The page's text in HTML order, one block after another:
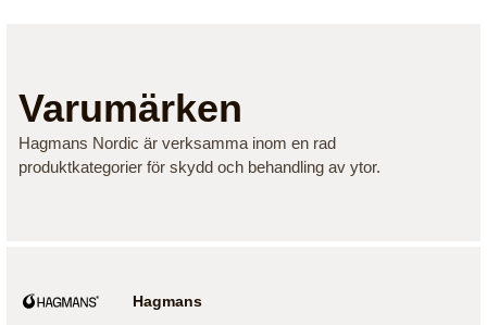
Varumärken
Hagmans Nordic är verksamma inom en rad
produktkategorier för skydd och behandling av ytor.
Hagmans